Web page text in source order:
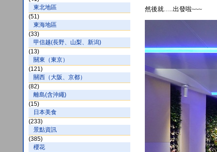
東北地區
(51)
東海地區
(33)
甲信越(長野、山梨、新潟)
(13)
關東（東京）
(121)
關西（大阪、京都）
(82)
離島(含沖繩)
(15)
日本美食
(233)
景點資訊
(385)
櫻花
然後就…..出發啦~~~